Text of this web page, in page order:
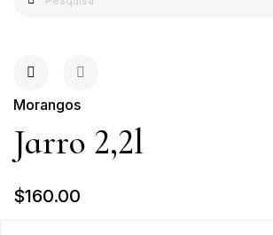
Morangos
Jarro 2,2l
$160.00